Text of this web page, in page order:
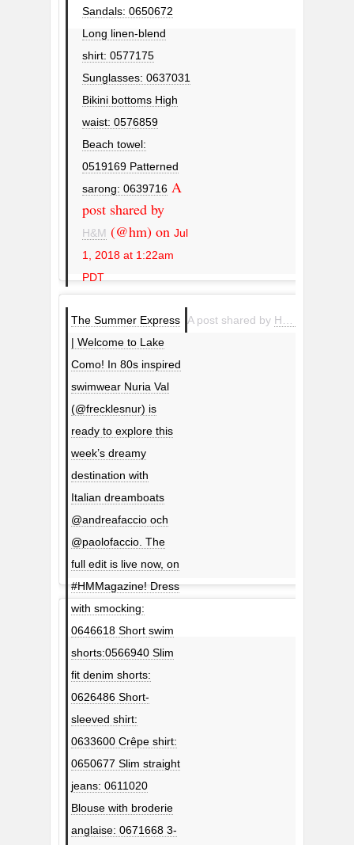
Sandals: 0650672
Long linen-blend
shirt: 0577175
Sunglasses: 0637031
Bikini bottoms High
waist: 0576859
Beach towel:
0519169 Patterned
sarong: 0639716 A
post shared by
H&M (@hm) on Jul
1, 2018 at 1:22am
PDT
The Summer Express
| Welcome to Lake
Como! In 80s inspired
swimwear Nuria Val
(@frecklesnur) is
ready to explore this
week’s dreamy
destination with
Italian dreamboats
@andreafaccio och
@paolofaccio. The
full edit is live now, on
#HMMagazine! Dress
with smocking:
0646618 Short swim
shorts:0566940 Slim
fit denim shorts:
0626486 Short-
sleeved shirt:
0633600 Crêpe shirt:
0650677 Slim straight
jeans: 0611020
Blouse with broderie
anglaise: 0671668 3-
A post shared by H&M